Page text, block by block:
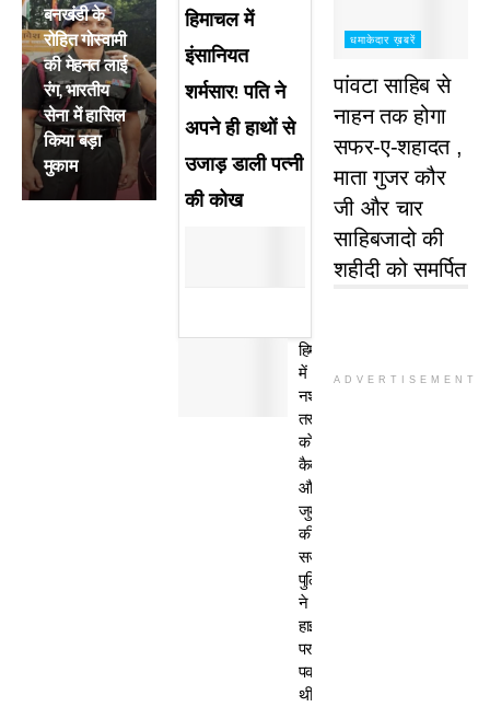
बनखंडी के
रोहित गोस्वामी
की मेहनत लाई
रंग, भारतीय
सेना में हासिल
किया बड़ा
मुकाम
हिमाचल में
इंसानियत
शर्मसार! पति ने
अपने ही हाथों से
उजाड़ डाली पत्नी
की कोख
हिमाचल
में
नशा
तस्कर
काे
कैद
और
जुर्माने
की
सजा,
पुलिस
ने
हाईवे
पर
पकड़ी
थी
धमाकेदार ख़बरें
पांवटा साहिब से
नाहन तक होगा
सफर-ए-शहादत ,
माता गुजर कौर
जी और चार
साहिबजादो की
शहीदी को समर्पित
ADVERTISEMENT